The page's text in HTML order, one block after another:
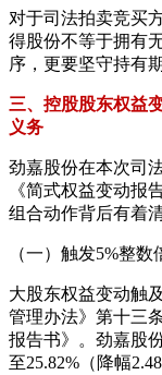
对于司法拍卖竞买
得股份不等于拥有
序，更要坚守持有
三、控股股东权益
义务
劲嘉股份在本次司
《简式权益变动报
组合动作背后有着
（一）触发5%整
大股东权益变动触
管理办法》第十三
报告书》。劲嘉股
至25.82%（降幅